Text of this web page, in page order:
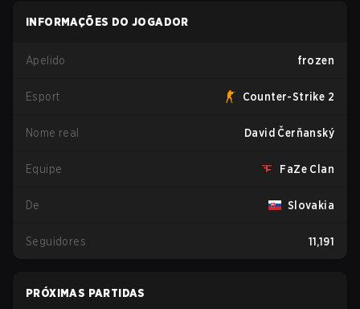
INFORMAÇÕES DO JOGADOR
Apelido frozen
Esport Counter-Strike 2
Nome real David Čerňanský
Equipe FaZe Clan
De Slovakia
Seguidores 11,191
PRÓXIMAS PARTIDAS